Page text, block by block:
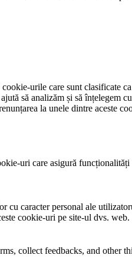
urile care sunt clasificate
să analizăm și să înțelegem
la unele dintre aceste
uri care asigură
cu caracter personal ale
cookie-uri pe site-ul dvs. web.
collect feedbacks, and other